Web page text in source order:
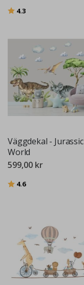
Betyg:
4.3
Väggdekal - Jurassic
World
599,00 kr
Betyg:
4.6utav 5 stjärnor